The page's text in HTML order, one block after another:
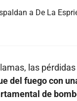
a De La
las
del fuego con
de